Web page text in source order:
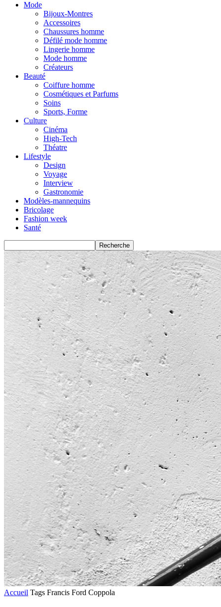
Mode
Bijoux-Montres
Accessoires
Chaussures homme
Défilé mode homme
Lingerie homme
Mode homme
Créateurs
Beauté
Coiffure homme
Cosmétiques et Parfums
Soins
Sports, Forme
Culture
Cinéma
High-Tech
Théatre
Lifestyle
Design
Voyage
Interview
Gastronomie
Modèles-mannequins
Bricolage
Fashion week
Santé
Accueil Tags Francis Ford Coppola